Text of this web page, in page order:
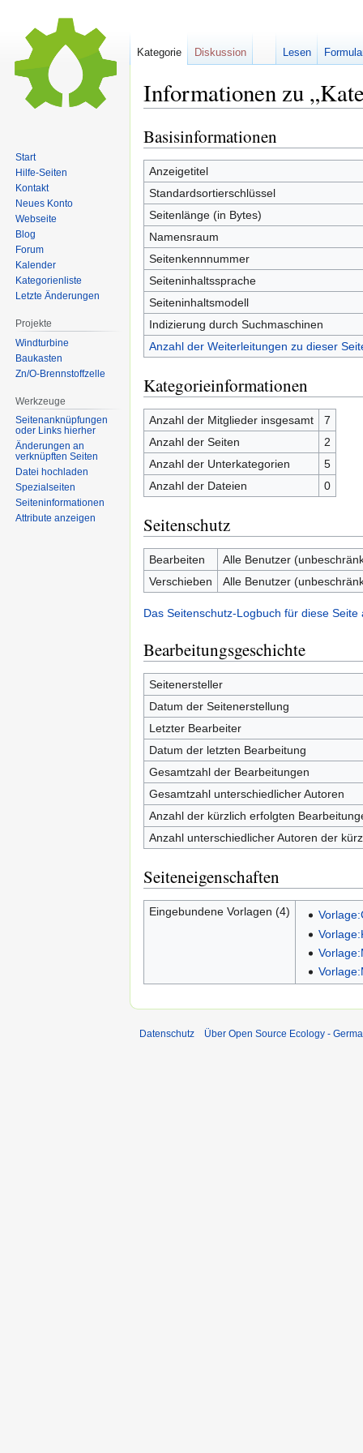
Informationen zu
Zur
Navigation
springen
Zur
Suche
springen
Basisinformationen
Anzeigetitel
Standardsortierschlüssel
Seitenlänge (in Bytes)
Namensraum
Seitenkennnummer
Seiteninhaltssprache
Seiteninhaltsmodell
Indizierung durch Suchmaschinen
Anzahl der Weiterleitungen zu dieser
Kategorieinformationen
Anzahl der Mitglieder insgesamt
7
Anzahl der Seiten
2
Anzahl der Unterkategorien
5
Anzahl der Dateien
0
Seitenschutz
Bearbeiten
Alle Benutzer
Verschieben
Alle Benutzer
Das Seitenschutz-Logbuch für diese Seite
Bearbeitungsgeschichte
Seitenersteller
Datum der Seitenerstellung
Letzter Bearbeiter
Datum der letzten Bearbeitung
Gesamtzahl der Bearbeitungen
Gesamtzahl unterschiedlicher Autoren
Anzahl der kürzlich erfolgten
Anzahl unterschiedlicher Autoren der
Seiteneigenschaften
Eingebundene Vorlagen (4)
Kategorie Diskussion Lesen
Start
Hilfe-Seiten
Kontakt
Neues Konto
Webseite
Blog
Forum
Kalender
Kategorienliste
Letzte Änderungen
Projekte
Windturbine
Baukasten
Zn/O-Brennstoffzelle
Werkzeuge
Seitenanknüpfungen
oder Links hierher
Änderungen an
verknüpften Seiten
Datei hochladen
Spezialseiten
Seiten­informationen
Attribute anzeigen
Datenschutz Über Open Source Ecology -